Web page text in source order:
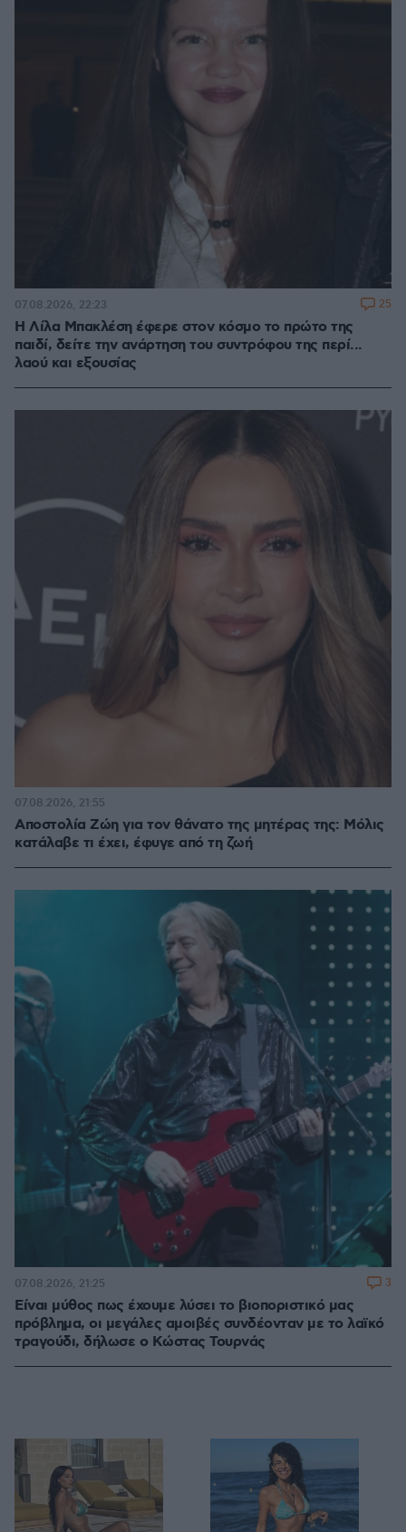
Η Λίλα Μπακλέση έφερε στον κόσμο το πρώτο της
παιδί, δείτε την ανάρτηση του συντρόφου της περί...
λαού και εξουσίας
07.08.2026, 22:23 25
Αποστολία Ζώη για τον θάνατο της μητέρας της: Μόλις
κατάλαβε τι έχει, έφυγε από τη ζωή
07.08.2026, 21:55
Είναι μύθος πως έχουμε λύσει το βιοποριστικό μας
πρόβλημα, οι μεγάλες αμοιβές συνδέονταν με το λαϊκό
τραγούδι, δήλωσε ο Κώστας Τουρνάς
07.08.2026, 21:25 3